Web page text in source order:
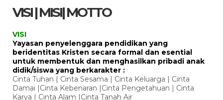
VISI | MISI| MOTTO
VISI
Yayasan penyelenggara pendidikan yang
beridentitas Kristen secara formal dan esential
untuk membentuk dan menghasilkan pribadi anak
didik/siswa yang berkarakter :
Cinta Tuhan | Cinta Sesama | Cinta Keluarga | Cinta
Damai |Cinta Kebenaran |Cinta Pengetahuan | Cinta
Karya | Cinta Alam |Cinta Tanah Air